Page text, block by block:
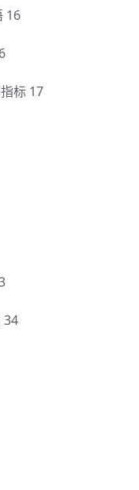
16
标 17
34